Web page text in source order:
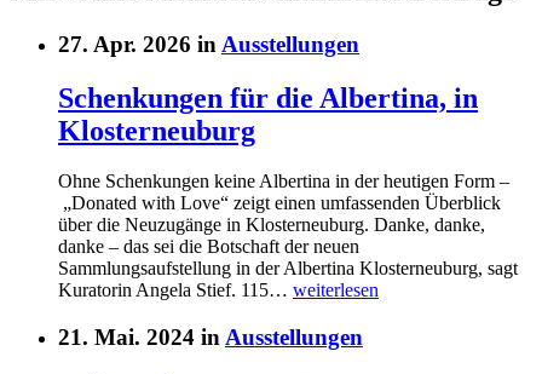
27. Apr. 2026 in Ausstellungen
Schenkungen für die Albertina, in
Klosterneuburg
Ohne Schenkungen keine Albertina in der heutigen Form –
„Donated with Love“ zeigt einen umfassenden Überblick
über die Neuzugänge in Klosterneuburg. Danke, danke,
danke – das sei die Botschaft der neuen
Sammlungsaufstellung in der Albertina Klosterneuburg, sagt
Kuratorin Angela Stief. 115… weiterlesen
21. Mai. 2024 in Ausstellungen